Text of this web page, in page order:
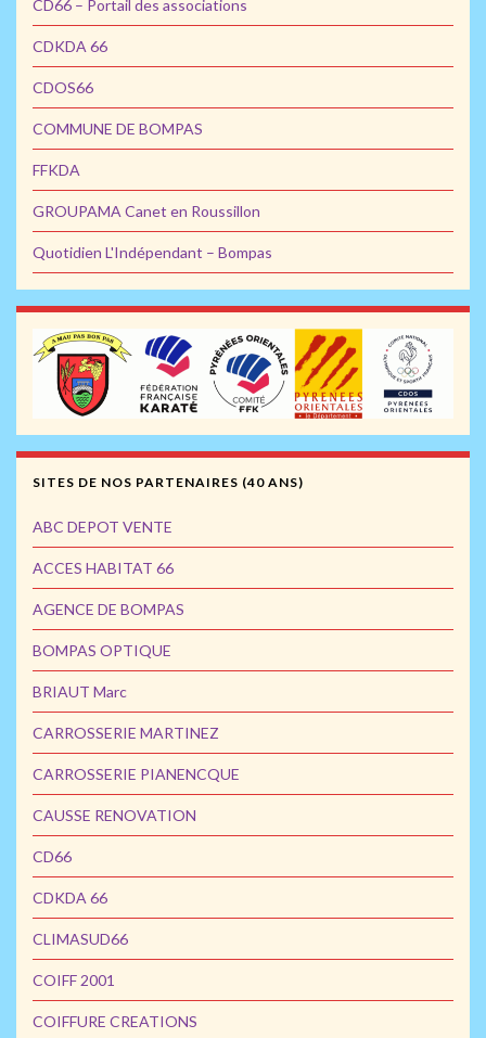
CD66 – Portail des associations
CDKDA 66
CDOS66
COMMUNE DE BOMPAS
FFKDA
GROUPAMA Canet en Roussillon
Quotidien L'Indépendant – Bompas
SITES DE NOS PARTENAIRES (40 ANS)
ABC DEPOT VENTE
ACCES HABITAT 66
AGENCE DE BOMPAS
BOMPAS OPTIQUE
BRIAUT Marc
CARROSSERIE MARTINEZ
CARROSSERIE PIANENCQUE
CAUSSE RENOVATION
CD66
CDKDA 66
CLIMASUD66
COIFF 2001
COIFFURE CREATIONS